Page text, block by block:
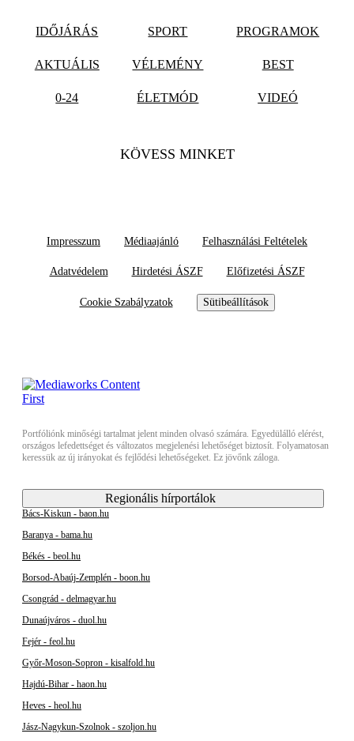
IDŐJÁRÁS SPORT PROGRAMOK
AKTUÁLIS VÉLEMÉNY BEST
0-24 ÉLETMÓD VIDEÓ
KÖVESS MINKET
Impresszum Médiaajánló Felhasználási Feltételek
Adatvédelem Hirdetési ÁSZF Előfizetési ÁSZF
Cookie Szabályzatok Sütibeállítások
Portfóliónk minőségi tartalmat jelent minden olvasó számára. Egyedülálló elérést,
országos lefedettséget és változatos megjelenési lehetőséget biztosít. Folyamatosan
keressük az új irányokat és fejlődési lehetőségeket. Ez jövőnk záloga.
Regionális hírportálok
Bács-Kiskun - baon.hu
Baranya - bama.hu
Békés - beol.hu
Borsod-Abaúj-Zemplén - boon.hu
Csongrád - delmagyar.hu
Dunaújváros - duol.hu
Fejér - feol.hu
Győr-Moson-Sopron - kisalfold.hu
Hajdú-Bihar - haon.hu
Heves - heol.hu
Jász-Nagykun-Szolnok - szoljon.hu